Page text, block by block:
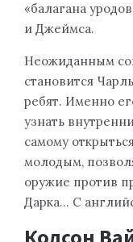
«балагана
и Джеймса.
Неожиданным
становится
ребят. Именно
узнать
самому
молодым,
оружие против
Дарка… С